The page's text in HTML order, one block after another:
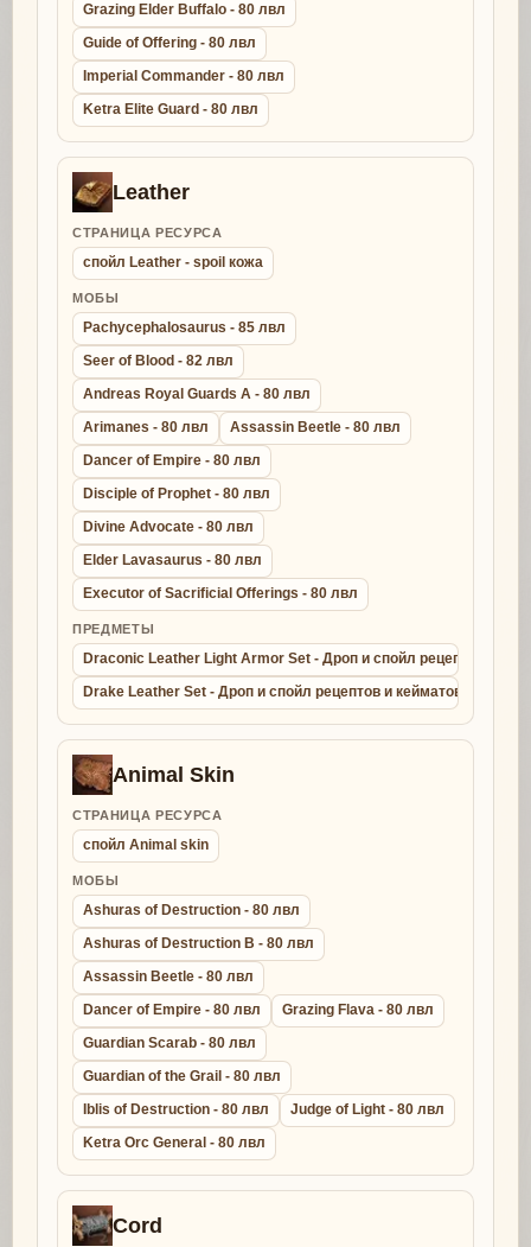
Grazing Elder Buffalo - 80 лвл
Guide of Offering - 80 лвл
Imperial Commander - 80 лвл
Ketra Elite Guard - 80 лвл
Leather
СТРАНИЦА РЕСУРСА
спойл Leather - spoil кожа
МОБЫ
Pachycephalosaurus - 85 лвл
Seer of Blood - 82 лвл
Andreas Royal Guards A - 80 лвл
Arimanes - 80 лвл
Assassin Beetle - 80 лвл
Dancer of Empire - 80 лвл
Disciple of Prophet - 80 лвл
Divine Advocate - 80 лвл
Elder Lavasaurus - 80 лвл
Executor of Sacrificial Offerings - 80 лвл
ПРЕДМЕТЫ
Draconic Leather Light Armor Set - Дроп и спойл рецептов и
Drake Leather Set - Дроп и спойл рецептов и кейматов - крафт
Animal Skin
СТРАНИЦА РЕСУРСА
спойл Animal skin
МОБЫ
Ashuras of Destruction - 80 лвл
Ashuras of Destruction B - 80 лвл
Assassin Beetle - 80 лвл
Dancer of Empire - 80 лвл
Grazing Flava - 80 лвл
Guardian Scarab - 80 лвл
Guardian of the Grail - 80 лвл
Iblis of Destruction - 80 лвл
Judge of Light - 80 лвл
Ketra Orc General - 80 лвл
Cord